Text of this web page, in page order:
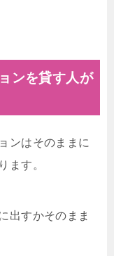
ンを貸す人が
ンはそのままに
ます。
出すかそのまま